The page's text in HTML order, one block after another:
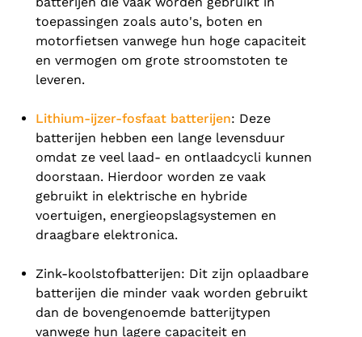
toepassingen zoals auto's, boten en
motorfietsen vanwege hun hoge capaciteit
en vermogen om grote stroomstoten te
leveren.
Lithium-ijzer-fosfaat batterijen: Deze
batterijen hebben een lange levensduur
omdat ze veel laad- en ontlaadcycli kunnen
doorstaan. Hierdoor worden ze vaak
gebruikt in elektrische en hybride
voertuigen, energieopslagsystemen en
draagbare elektronica.
Zink-koolstofbatterijen: Dit zijn oplaadbare
batterijen die minder vaak worden gebruikt
dan de bovengenoemde batterijtypen
vanwege hun lagere capaciteit en